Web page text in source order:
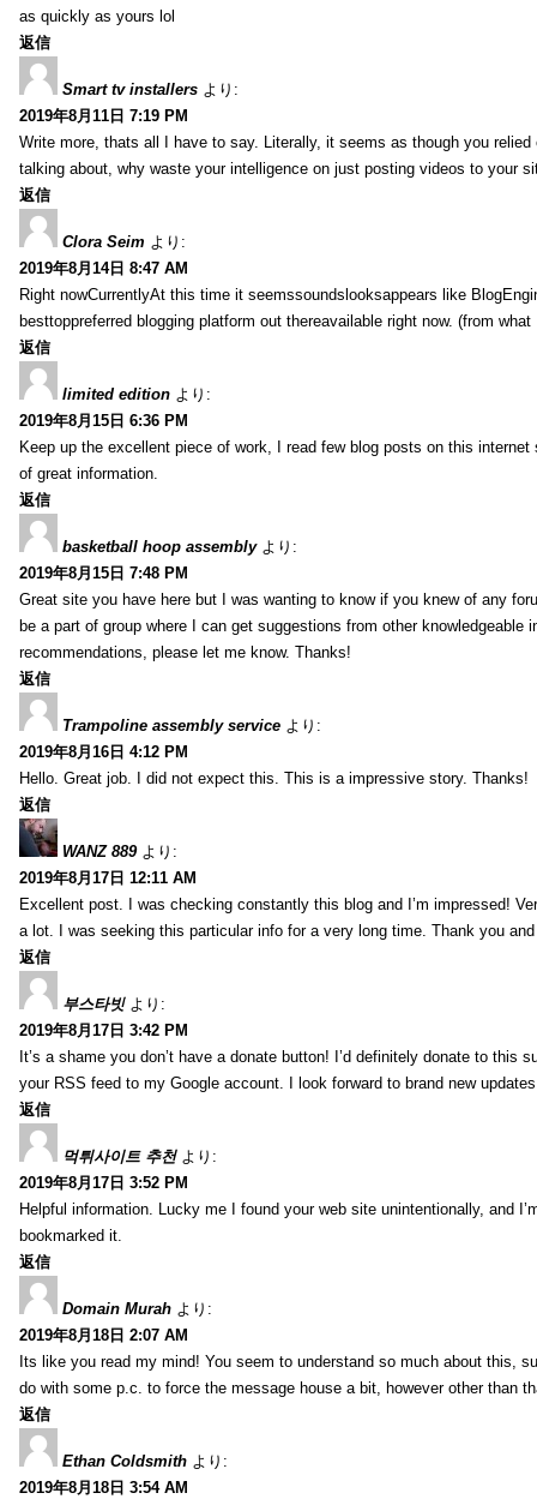
as quickly as yours lol
返信
Smart tv installers より:
2019年8月11日 7:19 PM
Write more, thats all I have to say. Literally, it seems as though you
talking about, why waste your intelligence on just posting videos to your
返信
Clora Seim より:
2019年8月14日 8:47 AM
Right nowCurrentlyAt this time it seemssoundslooksappears like
besttoppreferred blogging platform out thereavailable right now. (from
返信
limited edition より:
2019年8月15日 6:36 PM
Keep up the excellent piece of work, I read few blog posts on this
of great information.
返信
basketball hoop assembly より:
2019年8月15日 7:48 PM
Great site you have here but I was wanting to know if you knew of any
be a part of group where I can get suggestions from other
recommendations, please let me know. Thanks!
返信
Trampoline assembly service より:
2019年8月16日 4:12 PM
Hello. Great job. I did not expect this. This is a impressive story. Thanks!
返信
WANZ 889 より:
2019年8月17日 12:11 AM
Excellent post. I was checking constantly this blog and I’m impressed!
a lot. I was seeking this particular info for a very long time. Thank you
返信
부스타빗 より:
2019年8月17日 3:42 PM
It’s a shame you don’t have a donate button! I’d definitely donate to this
your RSS feed to my Google account. I look forward to brand new
返信
먹튀사이트 추천 より:
2019年8月17日 3:52 PM
Helpful information. Lucky me I found your web site unintentionally, and
bookmarked it.
返信
Domain Murah より:
2019年8月18日 2:07 AM
Its like you read my mind! You seem to understand so much about this,
do with some p.c. to force the message house a bit, however other than
返信
Ethan Coldsmith より:
2019年8月18日 3:54 AM